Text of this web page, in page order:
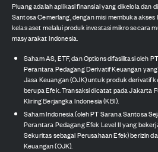
Pluang adalah aplikasi finansial yang dikelola dan
Santosa Cemerlang, dengan misi membuka
kelas aset melalui produk investasi mikro secara
masyarakat Indonesia.
Saham AS, ETF, dan Options difasilitasi oleh
Perantara Pedagang Derivatif Keuangan
Jasa Keuangan (OJK) untuk produk derivatif
berupa Efek. Transaksi dicatat pada Jakarta
Kliring Berjangka Indonesia (KBI).
Saham Indonesia (oleh PT Sarana Santosa
Perantara Pedagang Efek Level II yang
Sekuritas sebagai Perusahaan Efek) berizin
Keuangan (OJK).